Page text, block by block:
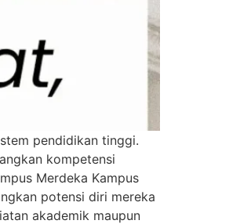
pendidikan tinggi.
kompetensi
Merdeka Kampus
potensi diri mereka
akademik maupun